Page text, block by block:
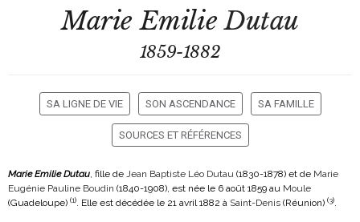
Marie EmilieDutau
1859-1882
SA LIGNE DE VIE SON ASCENDANCE SA FAMILLE
SOURCES ET RÉFÉRENCES
Marie Emilie Dutau, fille de Jean Baptiste Léo Dutau (1830-1878) et de Marie
Eugénie Pauline Boudin (1840-1908), est née le 6 août 1859 au Moule
(Guadeloupe) (1). Elle est décédée le 21 avril 1882 à Saint-Denis (Réunion) (3).